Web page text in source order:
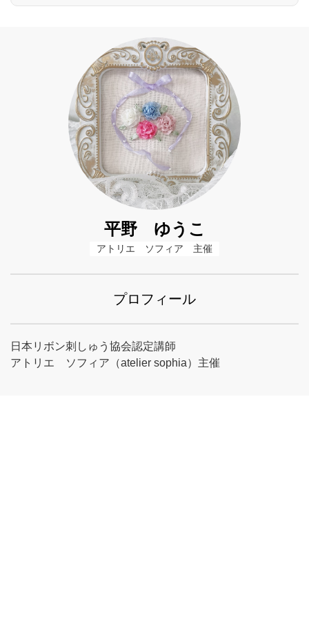
平野 ゆうこ
アトリエ　ソフィア　主催
プロフィール
日本リボン刺しゅう協会認定講師
アトリエ ソフィア（atelier sophia）主催